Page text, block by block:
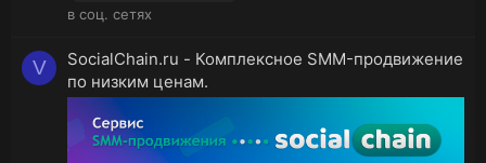
в соц. сетях
V
SocialChain.ru - Комплексное SMM-продвижение
по низким ценам.